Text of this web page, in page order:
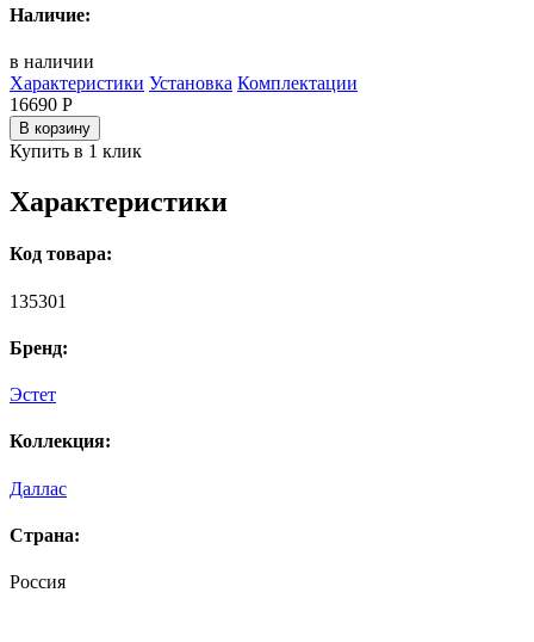
Наличие:
в наличии
Характеристики Установка Комплектации
16690 Р
В корзину
Купить в 1 клик
Характеристики
Код товара:
135301
Бренд:
Эстет
Коллекция:
Даллас
Страна:
Россия